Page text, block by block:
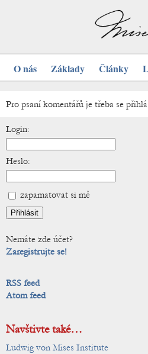
O nás Základy Články
Pro psaní komentářů je třeba se
Login:
Heslo:
zapamatovat si mě
Nemáte zde účet?
Zaregistrujte se!
RSS feed
Atom feed
Navštivte také…
Ludwig von Mises Institute